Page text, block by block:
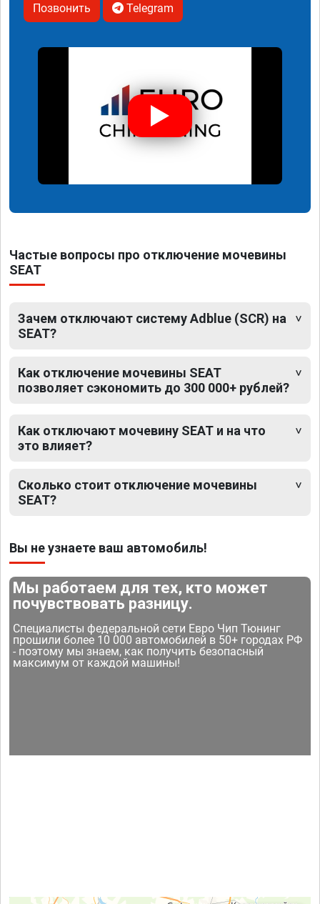
Позвонить Telegram
Частые вопросы про отключение мочевины
SEAT
Зачем отключают систему Adblue (SCR) на
SEAT?
Как отключение мочевины SEAT
позволяет сэкономить до 300 000+ рублей?
Как отключают мочевину SEAT и на что
это влияет?
Сколько стоит отключение мочевины
SEAT?
Вы не узнаете ваш автомобиль!
Мы работаем для тех, кто может
почувствовать разницу.
Специалисты федеральной сети Евро Чип Тюнинг
прошили более 10 000 автомобилей в 50+ городах РФ
- поэтому мы знаем, как получить безопасный
максимум от каждой машины!